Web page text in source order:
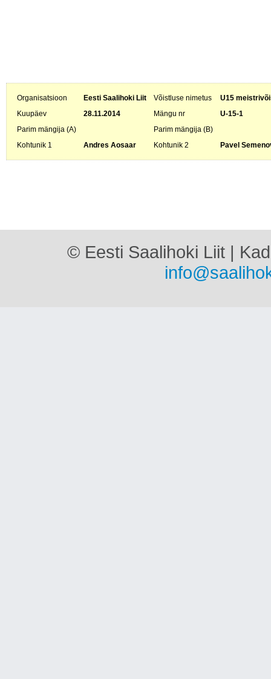
Organisatsioon Eesti Saalihoki Liit Võistluse nimetus
U15
Kuupäev
28.11.2014 Mängu nr
U-15-1
Parim mängija (A)
Parim mängija (B)
Kohtunik 1
Andres Aosaar Kohtunik 2 Pavel
© Eesti Saalihoki Liit |